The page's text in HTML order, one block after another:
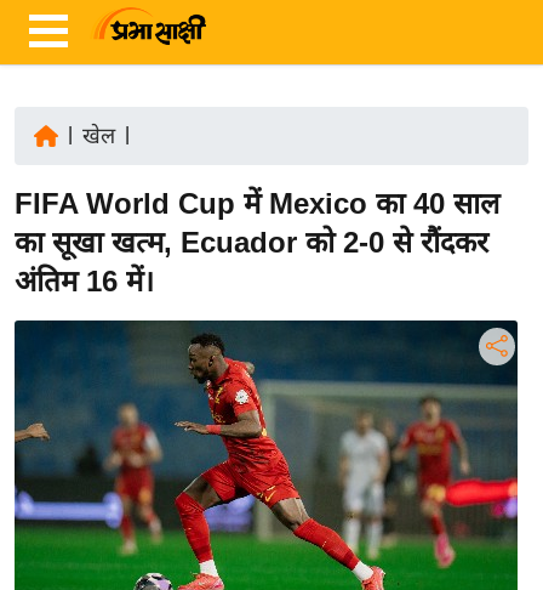
ज़ा
ख
ब
र
य
अं
त
र्रा
ष्ट्री
खेल|
FIFA World Cup में Mexico का 40 साल
का सूखा खत्म, Ecuador को 2-0 से रौंदकर
अंतिम 16 में।